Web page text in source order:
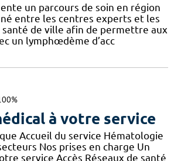
un parcours de soin en région
entre les centres experts et les
de ville afin de permettre aux
un lymphœdème d’acc
à votre service
Accueil du service Hématologie
Nos prises en charge Un
service Accès Réseaux de santé